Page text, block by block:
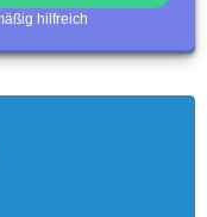
hilfreich